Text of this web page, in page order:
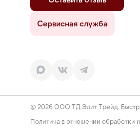
Сервисная служба
© 2026 ООО ТД Элит Трейд.
Политика в отношении обработки